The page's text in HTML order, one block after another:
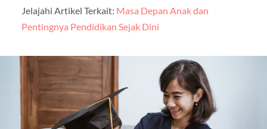
Jelajahi Artikel Terkait: Masa Depan Anak dan
Pentingnya Pendidikan Sejak Dini